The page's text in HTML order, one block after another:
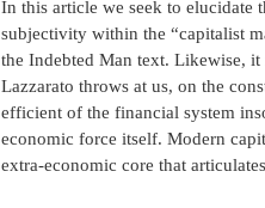
In this article we seek to elucidate
subjectivity within the “capitalist
the Indebted Man text. Likewise, it
Lazzarato throws at us, on the
efficient of the financial system
economic force itself. Modern
extra-economic core that